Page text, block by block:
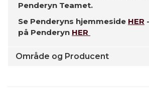
Penderyn Teamet.
Se Penderyns hjemmeside HER
på Penderyn HER
Område og Producent